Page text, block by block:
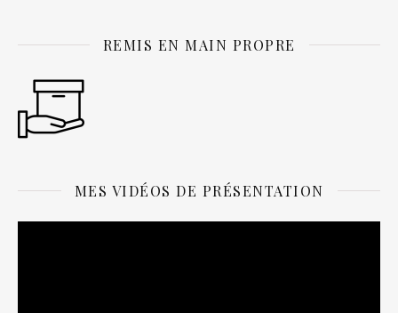
REMIS EN MAIN PROPRE
MES VIDÉOS DE PRÉSENTATION